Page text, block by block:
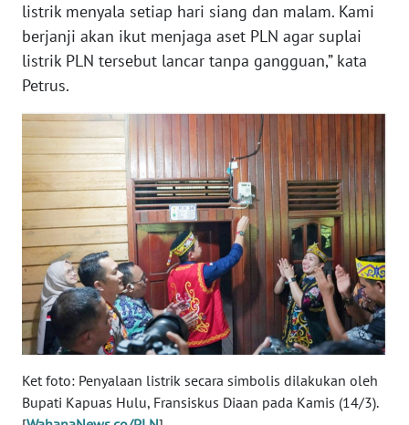
listrik menyala setiap hari siang dan malam. Kami
berjanji akan ikut menjaga aset PLN agar suplai
listrik PLN tersebut lancar tanpa gangguan,” kata
Petrus.
Ket foto: Penyalaan listrik secara simbolis dilakukan oleh
Bupati Kapuas Hulu, Fransiskus Diaan pada Kamis (14/3).
WN
PAPUA
BARAT
WN
RIAU
WN
SERAMBI
WN
JAMBI
WN
SULTRA
WN
NTB